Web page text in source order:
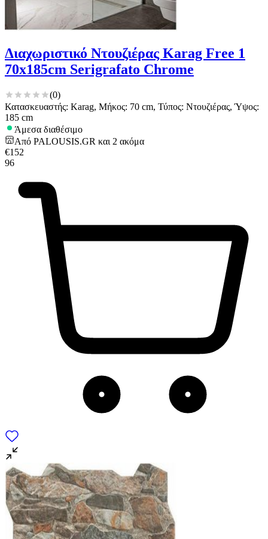
Διαχωριστικό Ντουζιέρας Karag Free 1
70x185cm Serigrafato Chrome
(0)
Κατασκευαστής: Karag, Μήκος: 70 cm, Τύπος: Ντουζιέρας, Ύψος:
185 cm
Άμεσα διαθέσιμο
Από PALOUSIS.GR και 2 ακόμα
€152
96